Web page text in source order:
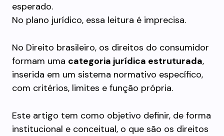
esperado.
No plano jurídico, essa leitura é imprecisa.
No Direito brasileiro, os direitos do consumidor
formam uma categoria jurídica estruturada,
inserida em um sistema normativo específico,
com critérios, limites e função própria.
Este artigo tem como objetivo definir, de forma
institucional e conceitual, o que são os direitos